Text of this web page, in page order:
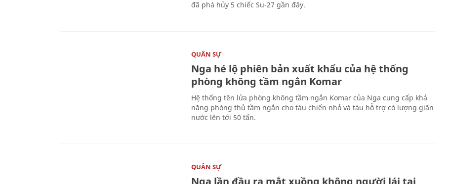
đã phá hủy 5 chiếc Su-27 gần đây.
QUÂN SỰ
Nga hé lộ phiên bản xuất khẩu của hệ thống
phòng không tầm ngắn Komar
Hệ thống tên lửa phòng không tầm ngắn Komar của Nga cung cấp khả
năng phòng thủ tầm ngắn cho tàu chiến nhỏ và tàu hỗ trợ có lượng giãn
nước lên tới 50 tấn.
QUÂN SỰ